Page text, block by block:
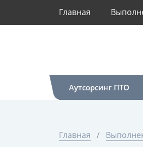
Главная
Аутсорсинг ПТО
Главная